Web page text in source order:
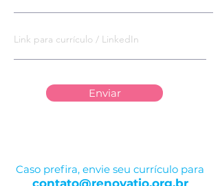
Enviar
Caso prefira, envie seu currículo para
contato@renovatio.org.br